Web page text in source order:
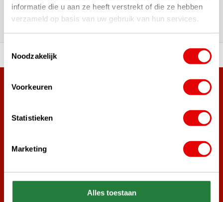
informatie die u aan ze heeft verstrekt of die ze hebben
verzameld op basis van uw gebruik van hun services.
Toestemmingsselectie
Noodzakelijk
Voorkeuren
Statistieken
Marketing
Alles toestaan
Reviews: Onze klanten aan het
woord
A-merken! Vóór 15:00 besteld,
Meer dan 38.000 klanten hebben zich al
Word ook lid van de nieuwsbrief en mis nooit meer de beste
Abonneer